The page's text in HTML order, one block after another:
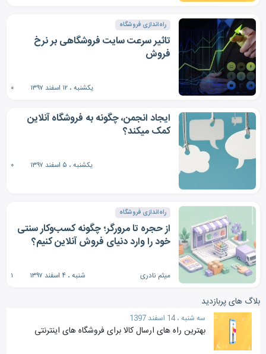
راه‌اندازی فروشگاه
تاثیر سرعت سایت فروشگاهی بر نرخ
فروش
یکشنبه ، ۱۲ اسفند ۱۳۹۷ ۰
ایجاد انجمن، چگونه به فروشگاه آنلاین
کمک میکند؟
یکشنبه ، ۵ اسفند ۱۳۹۷ ۰
راه‌اندازی فروشگاه
از حجره تا مرورگر؛ چگونه کسب‌وکار سنتی
خود را وارد دنیای فروش آنلاین کنیم؟
میثم نادری شنبه ، ۴ اسفند ۱۳۹۷
بلاگ های پربازدید
سه شنبه ، 14 اسفند 1397
بهترین راه های ارسال کالا برای فروشگاه‎ های اینترنتی